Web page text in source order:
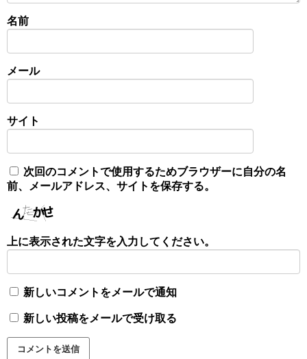
名前
メール
サイト
次回のコメントで使用するためブラウザーに自分の名
前、メールアドレス、サイトを保存する。
上に表示された文字を入力してください。
新しいコメントをメールで通知
新しい投稿をメールで受け取る